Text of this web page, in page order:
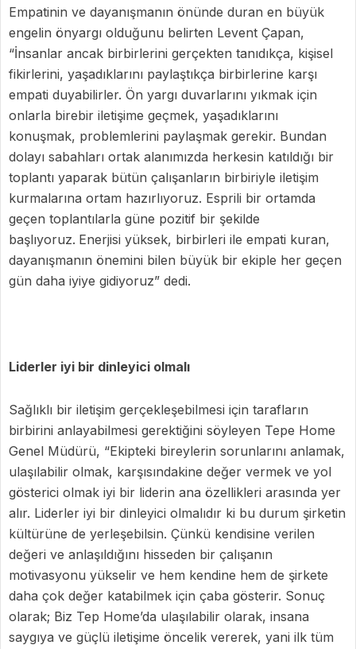
Empatinin ve dayanışmanın önünde duran en büyük
engelin önyargı olduğunu belirten Levent Çapan,
“İnsanlar ancak birbirlerini gerçekten tanıdıkça, kişisel
fikirlerini, yaşadıklarını paylaştıkça birbirlerine karşı
empati duyabilirler. Ön yargı duvarlarını yıkmak için
onlarla birebir iletişime geçmek, yaşadıklarını
konuşmak, problemlerini paylaşmak gerekir. Bundan
dolayı sabahları ortak alanımızda herkesin katıldığı bir
toplantı yaparak bütün çalışanların birbiriyle iletişim
kurmalarına ortam hazırlıyoruz. Esprili bir ortamda
geçen toplantılarla güne pozitif bir şekilde
başlıyoruz. Enerjisi yüksek, birbirleri ile empati kuran,
dayanışmanın önemini bilen büyük bir ekiple her geçen
gün daha iyiye gidiyoruz” dedi.
Liderler iyi bir dinleyici olmalı
Sağlıklı bir iletişim gerçekleşebilmesi için tarafların
birbirini anlayabilmesi gerektiğini söyleyen Tepe Home
Genel Müdürü, “Ekipteki bireylerin sorunlarını anlamak,
ulaşılabilir olmak, karşısındakine değer vermek ve yol
gösterici olmak iyi bir liderin ana özellikleri arasında yer
alır. Liderler iyi bir dinleyici olmalıdır ki bu durum şirketin
kültürüne de yerleşebilsin. Çünkü kendisine verilen
değeri ve anlaşıldığını hisseden bir çalışanın
motivasyonu yükselir ve hem kendine hem de şirkete
daha çok değer katabilmek için çaba gösterir. Sonuç
olarak; Biz Tep Home’da ulaşılabilir olarak, insana
saygıya ve güçlü iletişime öncelik vererek, yani ilk tüm